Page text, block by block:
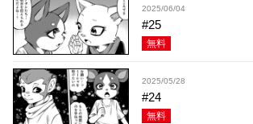
2025/06/04
#25
無料
2025/05/28
#24
無料